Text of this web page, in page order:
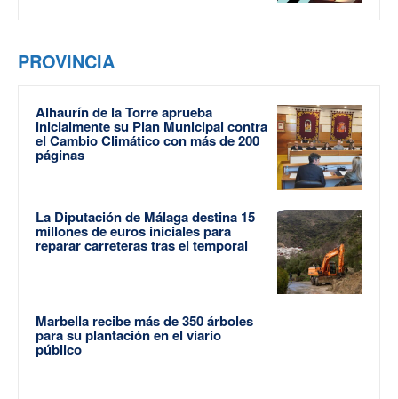
PROVINCIA
Alhaurín de la Torre aprueba
inicialmente su Plan Municipal contra
el Cambio Climático con más de 200
páginas
La Diputación de Málaga destina 15
millones de euros iniciales para
reparar carreteras tras el temporal
Marbella recibe más de 350 árboles
para su plantación en el viario
público